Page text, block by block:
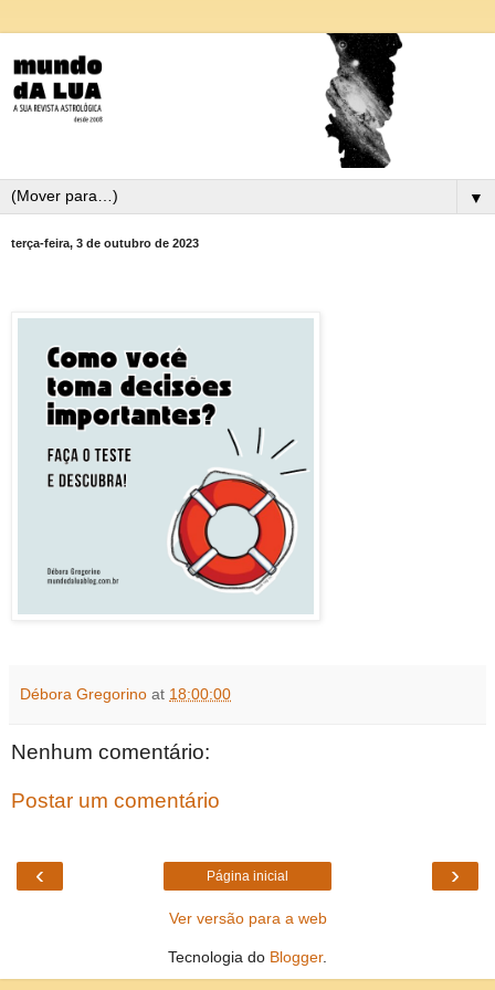
▼
terça-feira, 3 de outubro de 2023
Débora Gregorino at 18:00:00
Nenhum comentário:
Postar um comentário
‹ ›
Página inicial
Ver versão para a web
Tecnologia do Blogger.